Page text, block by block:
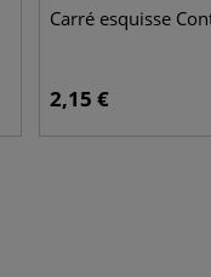
Carré esquisse
2,15 €